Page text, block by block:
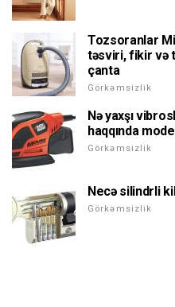
Tozsoranlar
təsviri, fikir və
çanta
Görkəmsizlik
Nə yaxşı
haqqında
Görkəmsizlik
Necə silindrli
Görkəmsizlik